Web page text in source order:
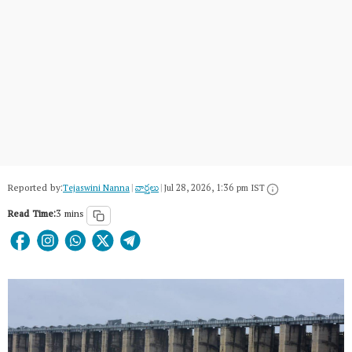
Reported by:Tejaswini Nanna|వార్త‌లు|Jul 28, 2026, 1:36 pm IST
Read Time:3 mins